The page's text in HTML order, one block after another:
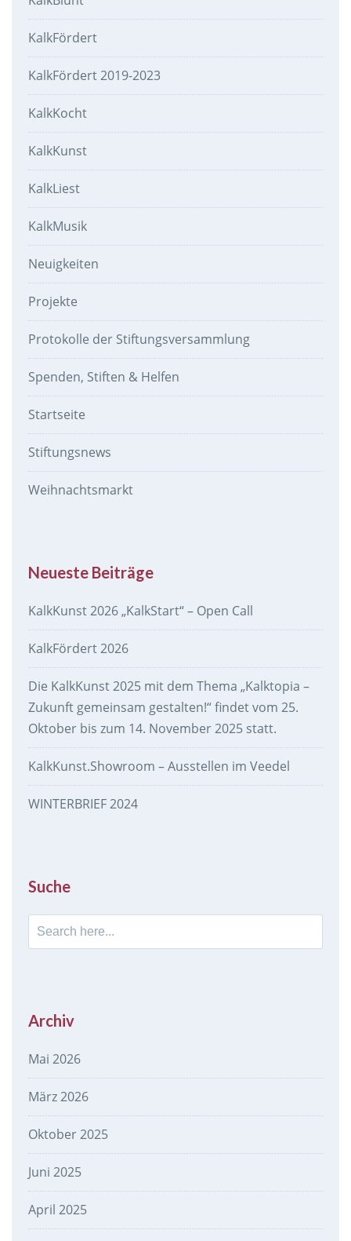
KalkFördert
KalkFördert 2019-2023
KalkKocht
KalkKunst
KalkLiest
KalkMusik
Neuigkeiten
Projekte
Protokolle der Stiftungsversammlung
Spenden, Stiften & Helfen
Startseite
Stiftungsnews
Weihnachtsmarkt
Neueste Beiträge
KalkKunst 2026 „KalkStart“ – Open Call
KalkFördert 2026
Die KalkKunst 2025 mit dem Thema „Kalktopia –
Zukunft gemeinsam gestalten!“ findet vom 25.
Oktober bis zum 14. November 2025 statt.
KalkKunst.Showroom – Ausstellen im Veedel
WINTERBRIEF 2024
Suche
Search
for:
Archiv
Mai 2026
März 2026
Oktober 2025
Juni 2025
April 2025